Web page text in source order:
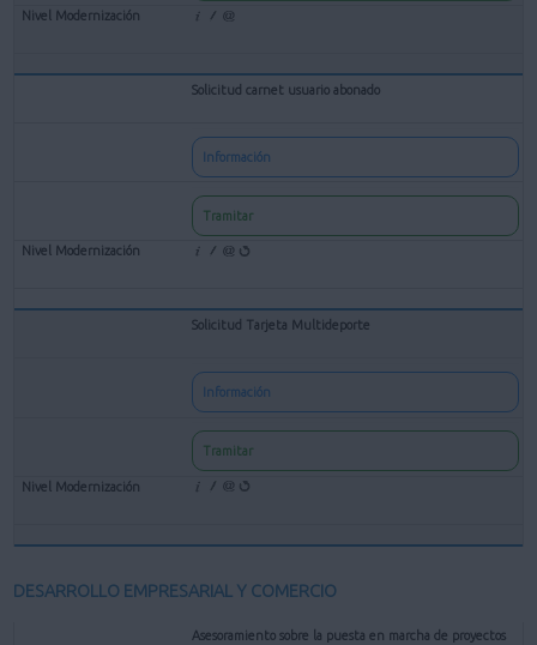
Solicitud carnet usuario abonado
Información
Tramitar
Solicitud Tarjeta Multideporte
Información
Tramitar
DESARROLLO EMPRESARIAL Y COMERCIO
Asesoramiento sobre la puesta en marcha de proyectos